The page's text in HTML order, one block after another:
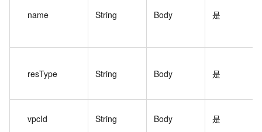
name String Body 是
resType String Body 是
vpcId String Body 是